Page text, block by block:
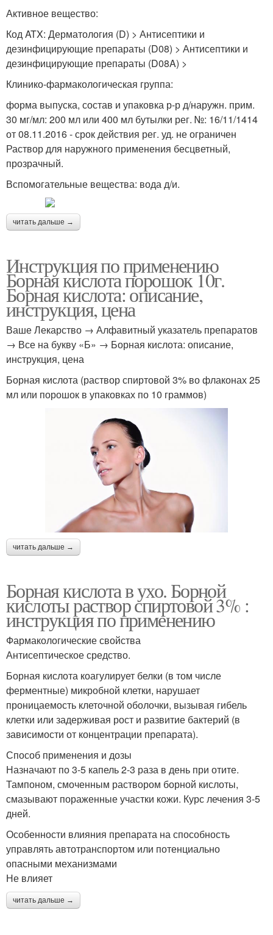
Активное вещество:
Код ATX: Дерматология (D) > Антисептики и
дезинфицирующие препараты (D08) > Антисептики и
дезинфицирующие препараты (D08A) >
Клинико-фармакологическая группа:
форма выпуска, состав и упаковка р-р д/наружн. прим.
30 мг/мл: 200 мл или 400 мл бутылки рег. №: 16/11/1414
от 08.11.2016 - срок действия рег. уд. не ограничен
Раствор для наружного применения бесцветный,
прозрачный.
Вспомогательные вещества: вода д/и.
читать дальше →
Инструкция по применению
Борная кислота порошок 10г.
Борная кислота: описание,
инструкция, цена
Ваше Лекарство → Алфавитный указатель препаратов
→ Все на букву «Б» → Борная кислота: описание,
инструкция, цена
Борная кислота (раствор спиртовой 3% во флаконах 25
мл или порошок в упаковках по 10 граммов)
читать дальше →
Борная кислота в ухо. Борной
кислоты раствор спиртовой 3% :
инструкция по применению
Фармакологические свойства
Антисептическое средство.
Борная кислота коагулирует белки (в том числе
ферментные) микробной клетки, нарушает
проницаемость клеточной оболочки, вызывая гибель
клетки или задерживая рост и развитие бактерий (в
зависимости от концентрации препарата).
Способ применения и дозы
Назначают по 3-5 капель 2-3 раза в день при отите.
Тампоном, смоченным раствором борной кислоты,
смазывают пораженные участки кожи. Курс лечения 3-5
дней.
Особенности влияния препарата на способность
управлять автотранспортом или потенциально
опасными механизмами
Не влияет
читать дальше →